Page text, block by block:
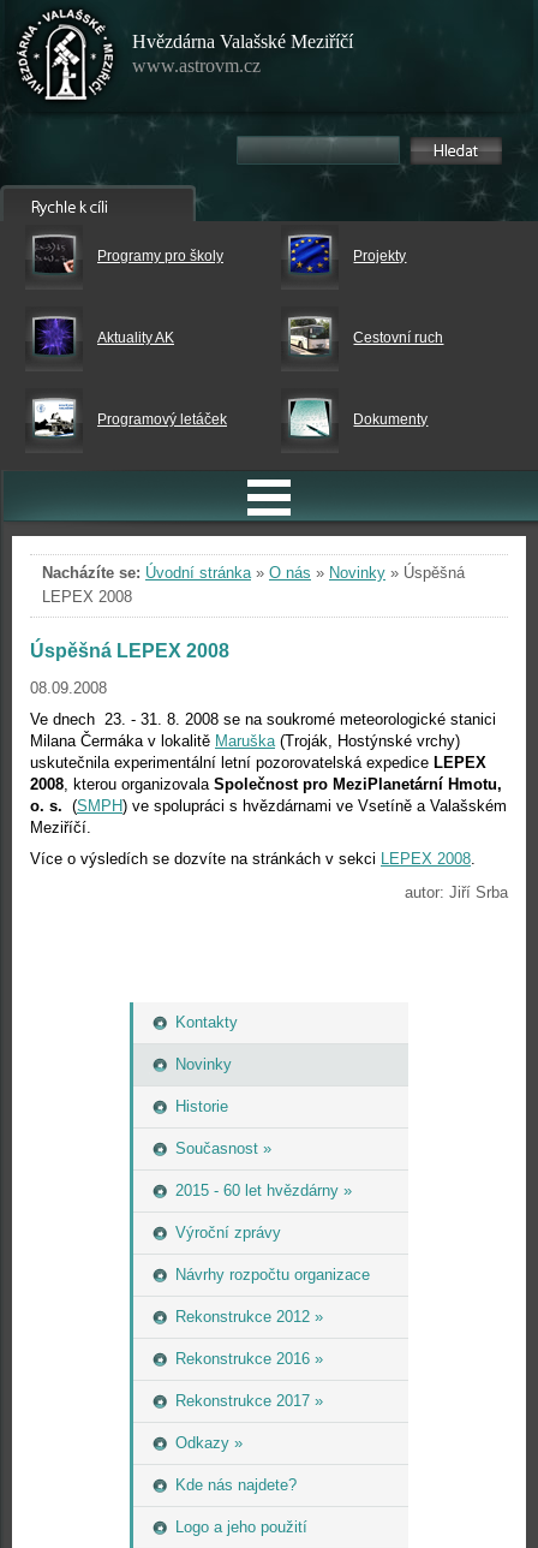
Hvězdárna Valašské Meziříčí
www.astrovm.cz
Programy pro školy Projekty
Aktuality AK Cestovní ruch
Programový letáček Dokumenty
Kontakty
Novinky
Historie
Současnost »
2015 - 60 let hvězdárny »
Výroční zprávy
Návrhy rozpočtu organizace
Rekonstrukce 2012 »
Rekonstrukce 2016 »
Rekonstrukce 2017 »
Odkazy »
Kde nás najdete?
Logo a jeho použití
Nacházíte se: Úvodní stránka» O nás » Novinky » Úspěšná
LEPEX 2008
Úspěšná LEPEX 2008
08.09.2008
Ve dnech 23. ‐ 31. 8. 2008 se na soukromé meteorologické stanici
Milana Čermáka v lokalitě Maruška(Troják, Hostýnské vrchy)
uskutečnila experimentální letní pozorovatelská expedice LEPEX
2008, kterou organizovala Společnost pro MeziPlanetární Hmotu,
o. s. (SMPH) ve spolupráci s hvězdárnami ve Vsetíně a Valašském
Meziříčí.
Více o výsledích se dozvíte na stránkách v sekci LEPEX 2008.
autor: Jiří Srba